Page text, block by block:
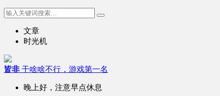
文章
时光机
皆非 干啥啥不行，游戏第一名
晚上好，注意早点休息